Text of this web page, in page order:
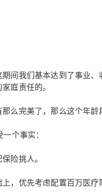
间我们基本达到了事业
庭责任的。
么完美了，那么这个年龄
个事实：
险挑人。
上，优先考虑配置百万医